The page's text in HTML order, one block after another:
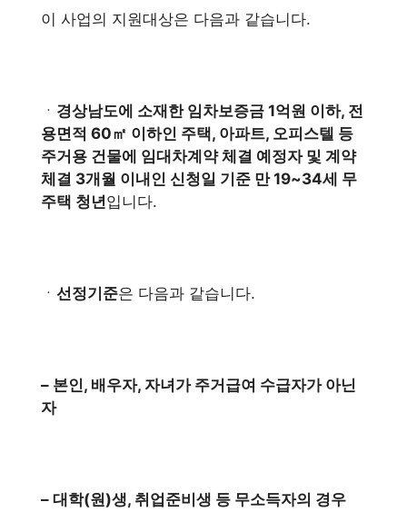
이 사업의 지원대상은 다음과 같습니다.
ㆍ 경상남도에 소재한 임차보증금 1억원 이하, 전
용면적 60㎡ 이하인 주택, 아파트, 오피스텔 등
주거용 건물에 임대차계약 체결 예정자 및 계약
체결 3개월 이내인 신청일 기준 만 19~34세 무
주택 청년입니다.
ㆍ 선정기준은 다음과 같습니다.
– 본인, 배우자, 자녀가 주거급여 수급자가 아닌
자
– 대학(원)생, 취업준비생 등 무소득자의 경우